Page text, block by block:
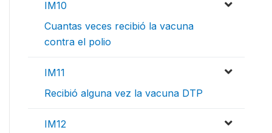
IM10
Cuantas veces recibió la vacuna
contra el polio
IM11
Recibió alguna vez la vacuna DTP
IM12